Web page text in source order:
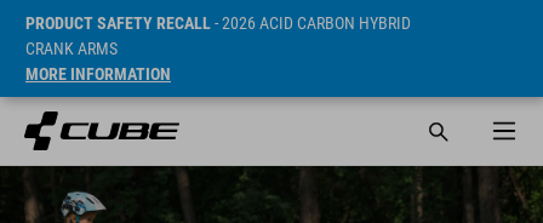
PRODUCT SAFETY RECALL- 2026 ACID CARBON HYBRID
CRANK ARMS
MORE INFORMATION